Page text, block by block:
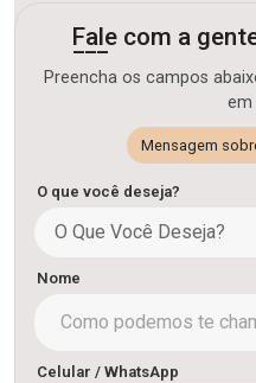
Fale com a
Preencha os campos
em
Mensagem
O que você deseja?
O Que Você Deseja?
Nome
Celular / WhatsApp